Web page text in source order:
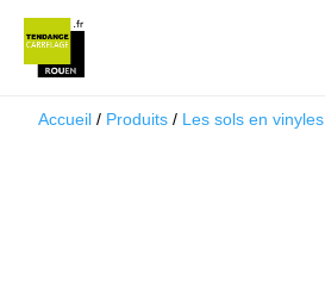
Accueil / Produits / Les sols en vinyles